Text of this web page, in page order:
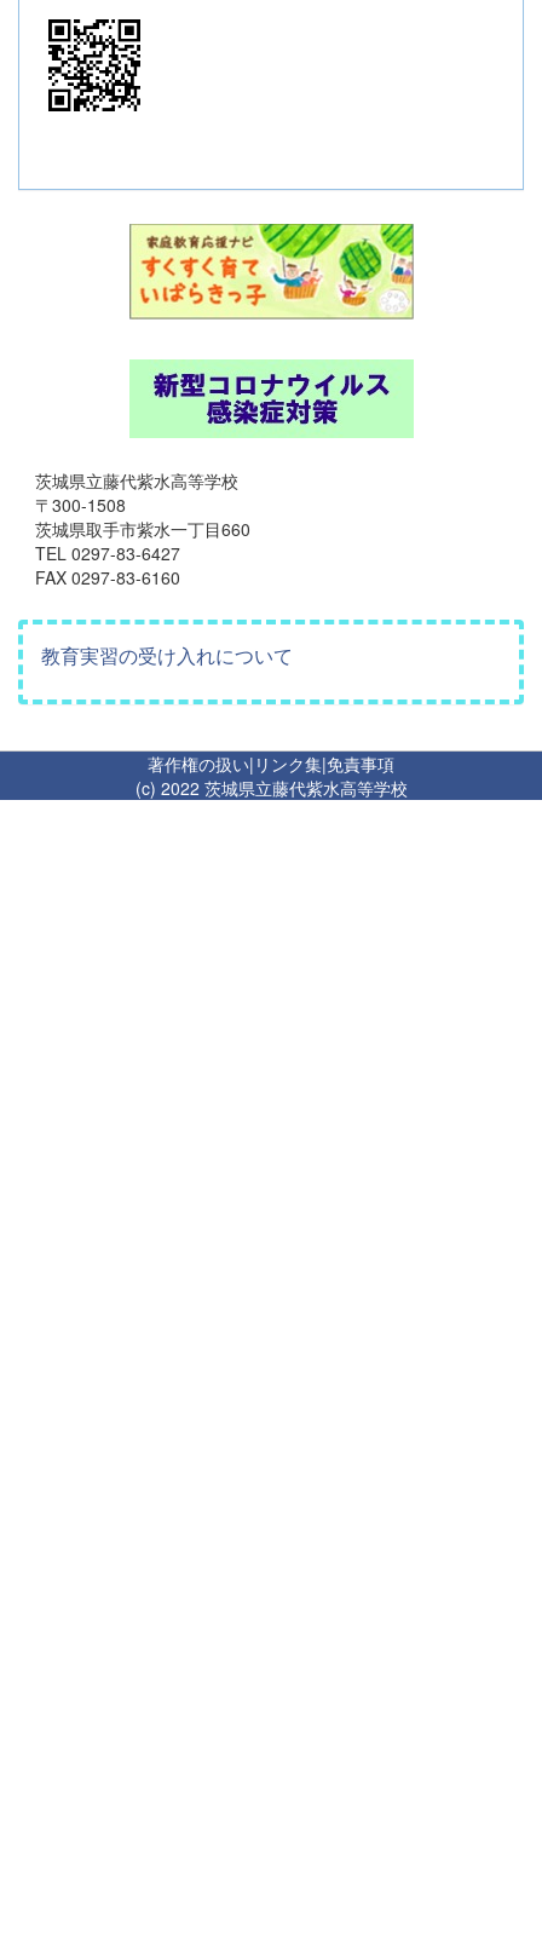
茨城県立藤代紫水高等学校
〒300-1508
茨城県取手市紫水一丁目660
TEL 0297-83-6427
FAX 0297-83-6160
教育実習の受け入れについて
著作権の扱い| リンク集|免責事項
(c) 2022 茨城県立藤代紫水高等学校